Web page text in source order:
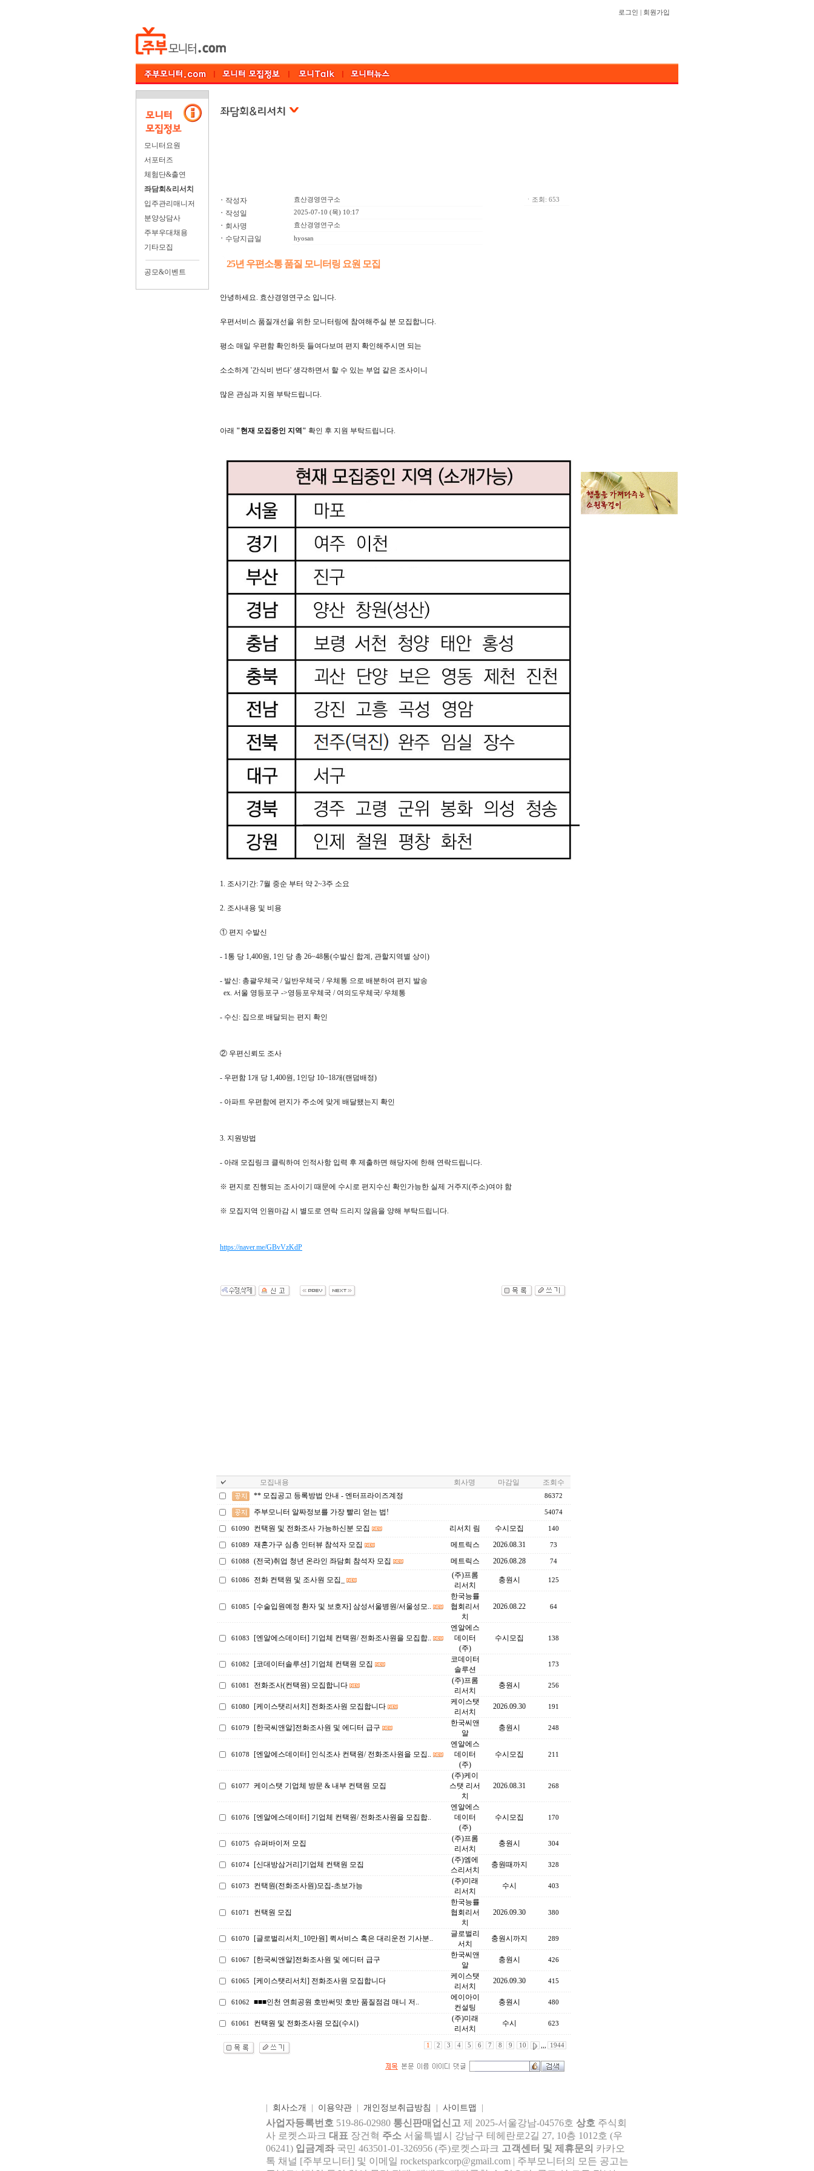
로그인 회원가입
모니터요원
서포터즈
체험단&출연
좌담회&리서치
입주관리매니저
분양상담사
주부우대채용
기타모집
공모&이벤트
ㆍ 작성자 효산경영연구소
ㆍ 작성일 2025-07-10 (목) 10:17
ㆍ 회사명 효산경영연구소
ㆍ 수당지급일 hyosan
ㆍ조회: 653
25년 우편소통 품질 모니터링 요원 모집
안녕하세요. 효산경영연구소 입니다.
우편서비스 품질개선을 위한 모니터링에 참여해주실 분 모집합니다.
평소 매일 우편함 확인하듯 들여다보며 편지 확인해주시면 되는
소소하게 '간식비 번다' 생각하면서 할 수 있는 부업 같은 조사이니
많은 관심과 지원 부탁드립니다.
아래 "현재 모집중인 지역" 확인 후 지원 부탁드립니다.
1. 조사기간: 7월 중순 부터 약 2~3주 소요
2. 조사내용 및 비용
① 편지 수발신
- 1통 당 1,400원, 1인 당 총 26~48통(수발신 합계, 관할지역별 상이)
- 발신: 총괄우체국 / 일반우체국 / 우체통 으로 배분하여 편지 발송
ex. 서울 영등포구 ->영등포우체국 / 여의도우체국/ 우체통
- 수신: 집으로 배달되는 편지 확인
② 우편신뢰도 조사
- 우편함 1개 당 1,400원, 1인당 10~18개(랜덤배정)
- 아파트 우편함에 편지가 주소에 맞게 배달됐는지 확인
3. 지원방법
- 아래 모집링크 클릭하여 인적사항 입력 후 제출하면 해당자에 한해 연락드립니다.
※ 편지로 진행되는 조사이기 때문에 수시로 편지수신 확인가능한 실제 거주지(주소)여야 함
※ 모집지역 인원마감 시 별도로 연락 드리지 않음을 양해 부탁드립니다.
https://naver.me/GBvVzKdP
모집내용 회사명 마감일
조회수
** 모집공고 등록방법 안내 - 엔터프라이즈계정
86372
주부모니터 알짜정보를 가장 빨리 얻는 법! 54074
61090 컨택원 및 전화조사 가능하신분 모집 리서치 림 수시모집 140
61089 재혼가구 심층 인터뷰 참석자 모집 메트릭스 2026.08.31 73
61088 (전국)취업 청년 온라인 좌담회 참석자 모집 메트릭스 2026.08.28 74
61086 전화 컨택원 및 조사원 모집_
(주)프롬
리서치
충원시 125
61085 [수술입원예정 환자 및 보호자] 삼성서울병원/서울성모..
한국능률
협회리서
치
2026.08.22 64
61083 [엔알에스데이터] 기업체 컨택원/ 전화조사원을 모집합..
엔알에스
데이터
(주)
수시모집 138
61082 [코데이터솔루션] 기업체 컨택원 모집
코데이터
솔루션
173
61081 전화조사(컨택원) 모집합니다
(주)프롬
리서치
충원시 256
61080 [케이스탯리서치] 전화조사원 모집합니다
케이스탯
리서치
2026.09.30 191
61079 [한국씨앤알]전화조사원 및 에디터 급구
한국씨앤
알
충원시 248
61078 [엔알에스데이터] 인식조사 컨택원/ 전화조사원을 모집..
엔알에스
데이터
(주)
수시모집 211
61077 케이스탯 기업체 방문 & 내부 컨택원 모집
(주)케이
스탯 리서
치
2026.08.31 268
61076 [엔알에스데이터] 기업체 컨택원/ 전화조사원을 모집합..
엔알에스
데이터
(주)
수시모집 170
61075 슈퍼바이저 모집
(주)프롬
리서치
충원시 304
61074 [신대방삼거리]기업체 컨택원 모집
(주)엠에
스리서치
충원때까지 328
61073 컨택원(전화조사원)모집-초보가능
(주)미래
리서치
수시 403
61071 컨택원 모집
한국능률
협회리서
치
2026.09.30 380
61070 [글로벌리서치_10만원] 퀵서비스 혹은 대리운전 기사분..
글로벌리
서치
충원시까지 289
61067 [한국씨앤알]전화조사원 및 에디터 급구
한국씨앤
알
충원시 426
61065 [케이스탯리서치] 전화조사원 모집합니다
케이스탯
리서치
2026.09.30 415
61062 ■■■인천 연희공원 호반써밋 호반 품질점검 매니 저..
에이아이
컨설팅
충원시 480
61061 컨택원 및 전화조사원 모집(수시)
(주)미래
리서치
수시 623
1 2 3 4 5 6 7 8 9 10 ,,, 1944
회사소개 이용약관| 개인정보취급방침 사이트맵
사업자등록번호 519-86-02980 통신판매업신고 제 2025-서울강남-04576호 상호 주식회
사 로켓스파크 대표 장건혁 주소 서울특별시 강남구 테헤란로2길 27, 10층 1012호 (우
06241) 입금계좌 국민 463501-01-326956 (주)로켓스파크 고객센터 및 제휴문의 카카오
톡 채널 [주부모니터] 및 이메일 rocketsparkcorp@gmail.com | 주부모니터의 모든 공고는